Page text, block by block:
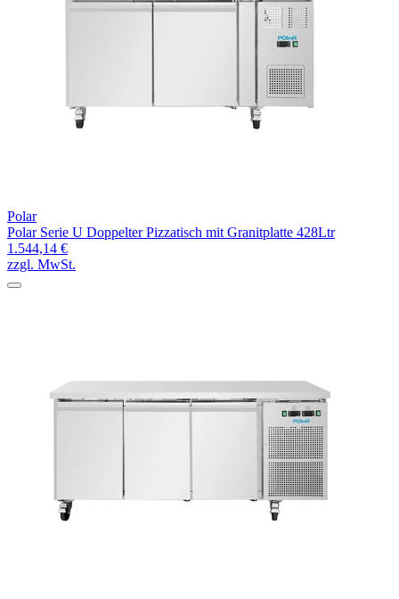
Polar
Polar Serie U Doppelter Pizzatisch mit Granitplatte 428Ltr
1.544,14 €
zzgl. MwSt.